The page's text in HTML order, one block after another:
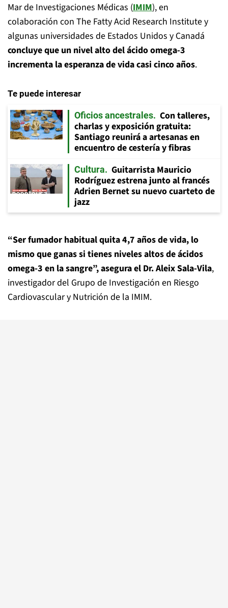
Mar de Investigaciones Médicas (IMIM), en
colaboración con The Fatty Acid Research Institute y
algunas universidades de Estados Unidos y Canadá
concluye que un nivel alto del ácido omega-3
incrementa la esperanza de vida casi cinco años.
Te puede interesar
Oficios ancestrales
Con talleres,
charlas y exposición gratuita:
Santiago reunirá a artesanas en
encuentro de cestería y fibras
Cultura
Guitarrista Mauricio
Rodríguez estrena junto al francés
Adrien Bernet su nuevo cuarteto de
jazz
“Ser fumador habitual quita 4,7 años de vida, lo
mismo que ganas si tienes niveles altos de ácidos
omega-3 en la sangre”, asegura el Dr. Aleix Sala-Vila,
investigador del Grupo de Investigación en Riesgo
Cardiovascular y Nutrición de la IMIM.